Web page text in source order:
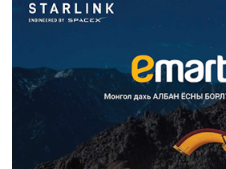
Улсын дугаарын тэгш,
ангилан хөдөлгөөн...
2026/08/10